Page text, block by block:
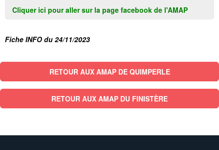
Cliquer ici pour aller sur la page facebook de l'AMAP
Fiche INFO du 24/11/2023
RETOUR AUX AMAP DE QUIMPERLE
RETOUR AUX AMAP DU FINISTÈRE